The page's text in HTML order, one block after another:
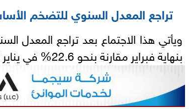
تراجع المعدل السنوي للتضخم
بنهاية فبراير مقارنة بنحو 22.6% في يناير 2025.